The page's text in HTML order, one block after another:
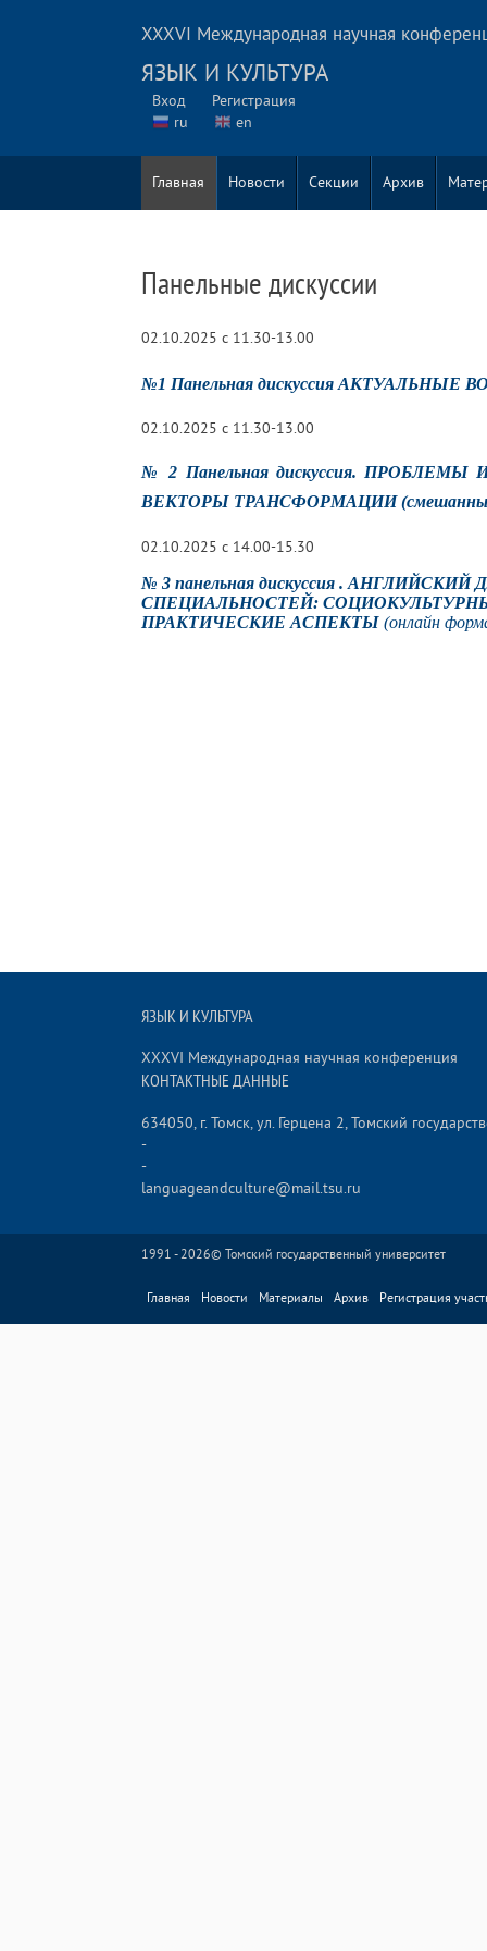
XXXVI Международная научная
ЯЗЫК И КУЛЬТУРА
Вход
Регистрация
ru
en
Главная Новости Секции Архив
Панельные дискуссии
02.10.2025 с 11.30-13.00
№1 Панельная дискуссия АКТУАЛЬНЫЕ
02.10.2025 с 11.30-13.00
№ 2 Панельная дискуссия. ПРОБЛЕМЫ
ВЕКТОРЫ ТРАНСФОРМАЦИИ
02.10.2025 с 14.00-15.30
№ 3 панельная дискуссия . АНГЛИЙСКИЙ
СПЕЦИАЛЬНОСТЕЙ:
ПРАКТИЧЕСКИЕ АСПЕКТЫ (онлайн
ЯЗЫК И КУЛЬТУРА
XXXVI Международная научная конференция
КОНТАКТНЫЕ ДАННЫЕ
634050, г. Томск, ул. Герцена 2, Томский
-
-
languageandculture@mail.tsu.ru
1991 - 2026© Томский государственный университет
Главная Новости Материалы Архив Регистрация